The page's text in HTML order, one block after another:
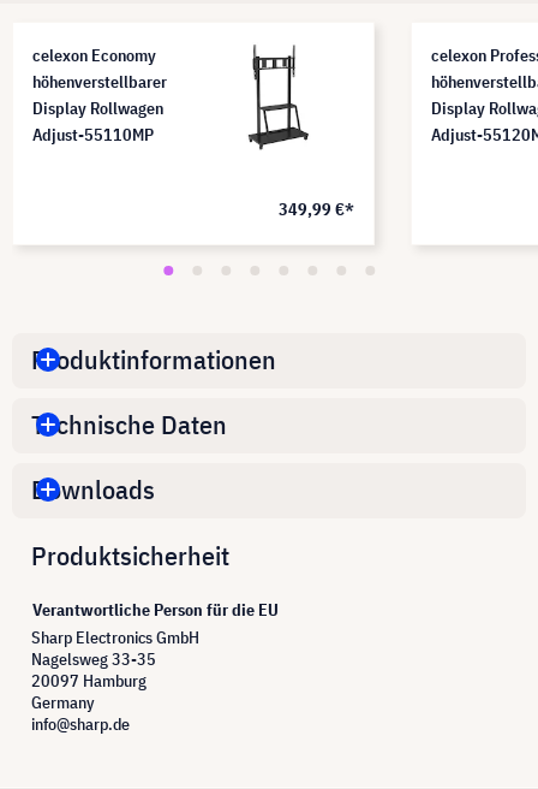
celexon Economy
höhenverstellbarer
Display Rollwagen
Adjust-55110MP
349,99 €*
celexon
Display
Adjust-
Produktinformationen
Technische Daten
Downloads
Produktsicherheit
Verantwortliche Person für die EU
Sharp Electronics GmbH
Nagelsweg 33-35
20097 Hamburg
Germany
info@sharp.de